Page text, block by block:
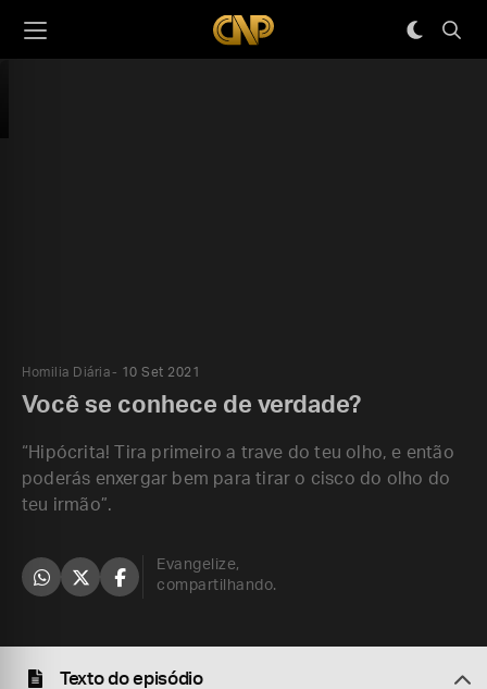
Homilia Diária 10 Set 2021
Você se conhece de verdade?
“Hipócrita! Tira primeiro a trave do teu olho, e então
poderás enxergar bem para tirar o cisco do olho do
teu irmão”.
Evangelize,
compartilhando.
Texto do episódio